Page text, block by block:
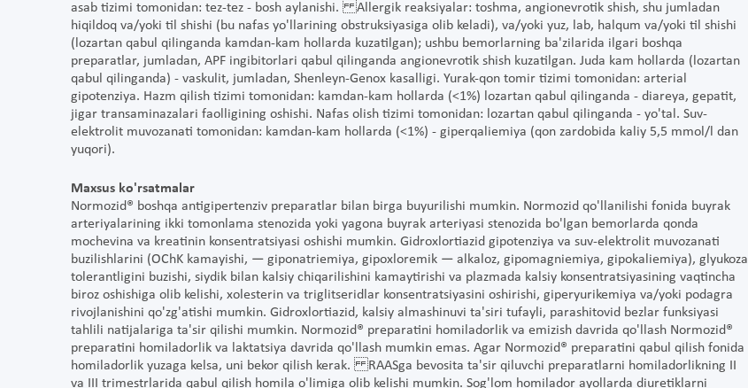
asab tizimi tomonidan: tez-tez - bosh aylanishi. Allergik reaksiyalar: toshma, angionevrotik shish, shu jumladan
hiqildoq va/yoki til shishi (bu nafas yo'llarining obstruksiyasiga olib keladi), va/yoki yuz, lab, halqum va/yoki til shishi
(lozartan qabul qilinganda kamdan-kam hollarda kuzatilgan); ushbu bemorlarning ba'zilarida ilgari boshqa
preparatlar, jumladan, APF ingibitorlari qabul qilinganda angionevrotik shish kuzatilgan. Juda kam hollarda (lozartan
qabul qilinganda) - vaskulit, jumladan, Shenleyn-Genox kasalligi. Yurak-qon tomir tizimi tomonidan: arterial
gipotenziya. Hazm qilish tizimi tomonidan: kamdan-kam hollarda (<1%) lozartan qabul qilinganda - diareya, gepatit,
jigar transaminazalari faolligining oshishi. Nafas olish tizimi tomonidan: lozartan qabul qilinganda - yo'tal. Suv-
elektrolit muvozanati tomonidan: kamdan-kam hollarda (<1%) - giperqaliemiya (qon zardobida kaliy 5,5 mmol/l dan
yuqori).
Maxsus ko'rsatmalar
Normozid® boshqa antigipertenziv preparatlar bilan birga buyurilishi mumkin. Normozid qo'llanilishi fonida buyrak
arteriyalarining ikki tomonlama stenozida yoki yagona buyrak arteriyasi stenozida bo'lgan bemorlarda qonda
mochevina va kreatinin konsentratsiyasi oshishi mumkin. Gidroxlortiazid gipotenziya va suv-elektrolit muvozanati
buzilishlarini (OChK kamayishi, — giponatriemiya, gipoxloremik — alkaloz, gipomagniemiya, gipokaliemiya), glyukoza
tolerantligini buzishi, siydik bilan kalsiy chiqarilishini kamaytirishi va plazmada kalsiy konsentratsiyasining vaqtincha
biroz oshishiga olib kelishi, xolesterin va triglitseridlar konsentratsiyasini oshirishi, giperyurikemiya va/yoki podagra
rivojlanishini qo'zg'atishi mumkin. Gidroxlortiazid, kalsiy almashinuvi ta'siri tufayli, parashitovid bezlar funksiyasi
tahlili natijalariga ta'sir qilishi mumkin. Normozid® preparatini homiladorlik va emizish davrida qo'llash Normozid®
preparatini homiladorlik va laktatsiya davrida qo'llash mumkin emas. Agar Normozid® preparatini qabul qilish fonida
homiladorlik yuzaga kelsa, uni bekor qilish kerak. RAASga bevosita ta'sir qiluvchi preparatlarni homiladorlikning II
va III trimestrlarida qabul qilish homila o'limiga olib kelishi mumkin. Sog'lom homilador ayollarda diuretiklarni